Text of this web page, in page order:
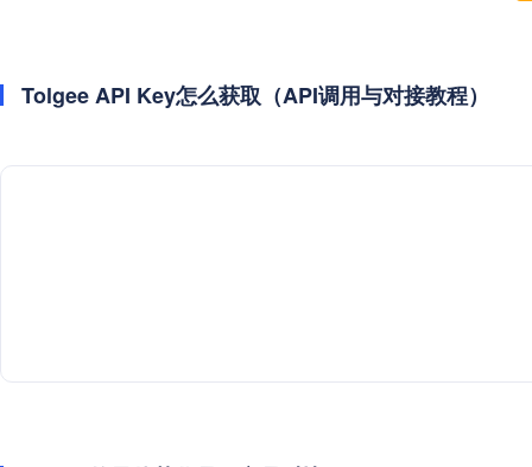
Tolgee API Key怎么获取（API调用与对接教程）